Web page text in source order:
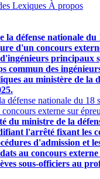
Lexiques À propos
la défense nationale du
d'un concours
principaux
commun des
au ministère de la
défense nationale du 18
externe sur
du ministre de la
l'arrêté fixant les
d'admission et
au concours
sous-officiers au